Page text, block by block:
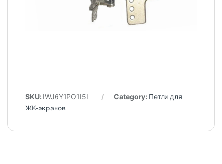
SKU: IWJ6Y1PO1I5I Category: Петли для
ЖК-экранов